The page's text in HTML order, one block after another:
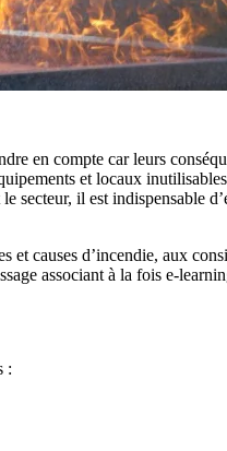
en compte car leurs
et locaux
secteur, il est indispensable
causes d’incendie, aux
associant à la fois e-
: